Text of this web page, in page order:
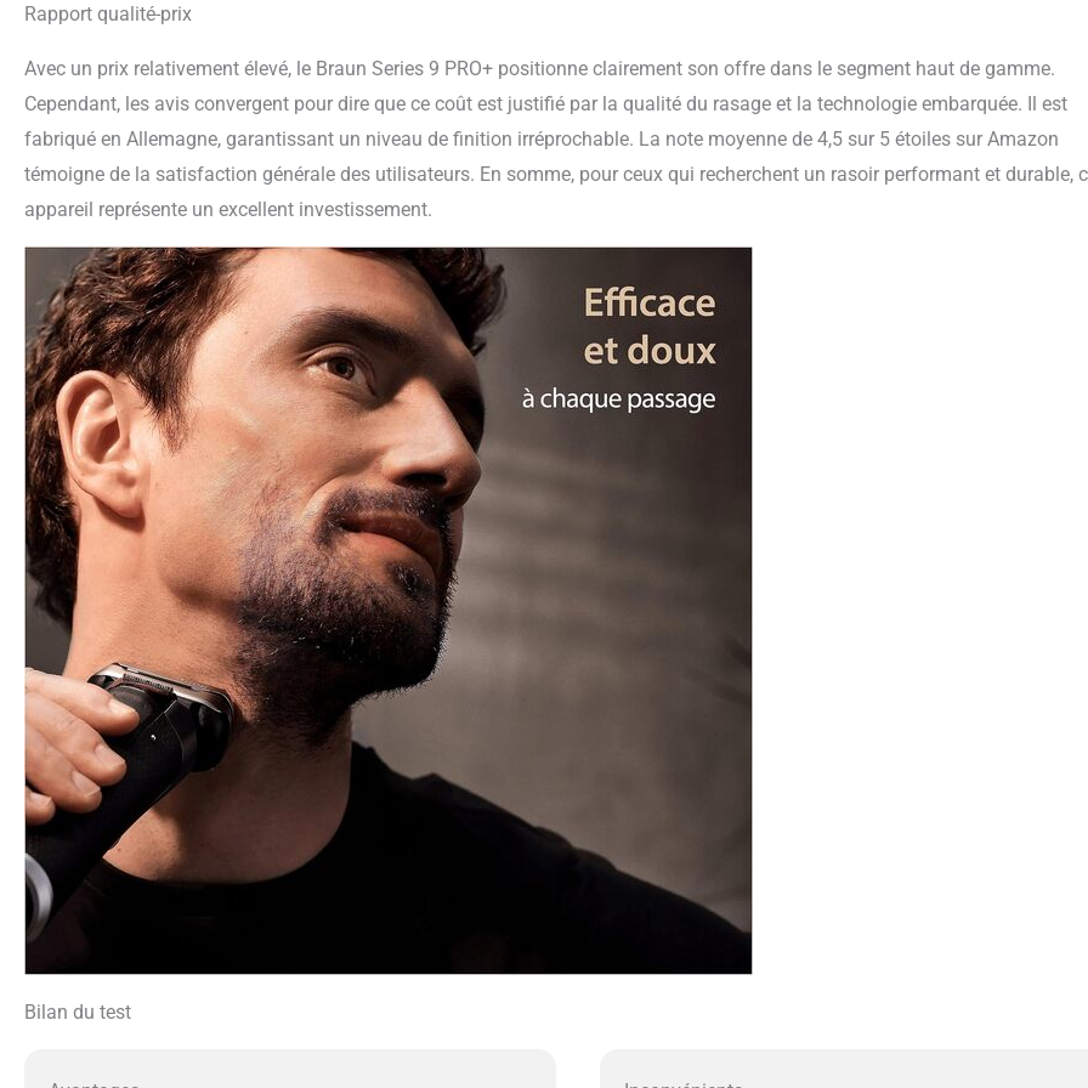
Rapport qualité-prix
Avec un prix relativement élevé, le Braun Series 9 PRO+ positionne clairement son offre dans le segment haut de gamme.
Cependant, les avis convergent pour dire que ce coût est justifié par la qualité du rasage et la technologie embarquée. Il est
fabriqué en Allemagne, garantissant un niveau de finition irréprochable. La note moyenne de 4,5 sur 5 étoiles sur Amazon
témoigne de la satisfaction générale des utilisateurs. En somme, pour ceux qui recherchent un rasoir performant et durable,
appareil représente un excellent investissement.
Bilan du test